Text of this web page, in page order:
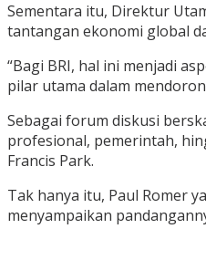
Sementara itu, Direktur
tantangan ekonomi global
“Bagi BRI, hal ini menjadi
pilar utama dalam
Sebagai forum diskusi
profesional, pemerintah,
Francis Park.
Tak hanya itu, Paul Romer
menyampaikan